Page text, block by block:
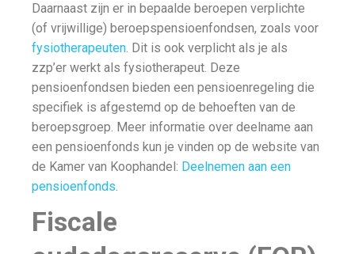
Daarnaast zijn er in bepaalde beroepen verplichte
(of vrijwillige) beroepspensioenfondsen, zoals voor
fysiotherapeuten. Dit is ook verplicht als je als
zzp’er werkt als fysiotherapeut. Deze
pensioenfondsen bieden een pensioenregeling die
specifiek is afgestemd op de behoeften van de
beroepsgroep. Meer informatie over deelname aan
een pensioenfonds kun je vinden op de website van
de Kamer van Koophandel: Deelnemen aan een
pensioenfonds.
Fiscale